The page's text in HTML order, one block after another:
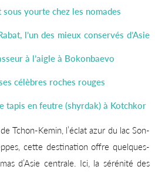
yourte chez les nomades
l’un des mieux conservés d’Asie
à l’aigle à Bokonbaevo
célèbres roches rouges
tapis en feutre (shyrdak) à Kotchkor
Tchon-Kemin, l’éclat azur du lac Son-
cette destination offre quelques-
d’Asie centrale. Ici, la sérénité des